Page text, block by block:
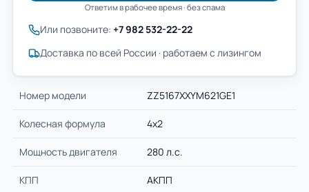
Ответим в рабочее время · без спама
Или позвоните: +7 982 532-22-22
Доставка по всей России · работаем с лизингом
Номер модели ZZ5167XXYM621GE1
Колесная формула 4х2
Мощность двигателя 280 л.с.
КПП АКПП